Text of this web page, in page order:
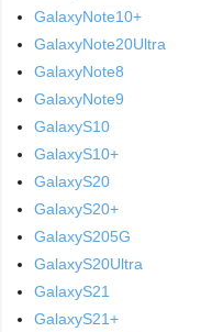
GalaxyNote10+
GalaxyNote20Ultra
GalaxyNote8
GalaxyNote9
GalaxyS10
GalaxyS10+
GalaxyS20
GalaxyS20+
GalaxyS205G
GalaxyS20Ultra
GalaxyS21
GalaxyS21+